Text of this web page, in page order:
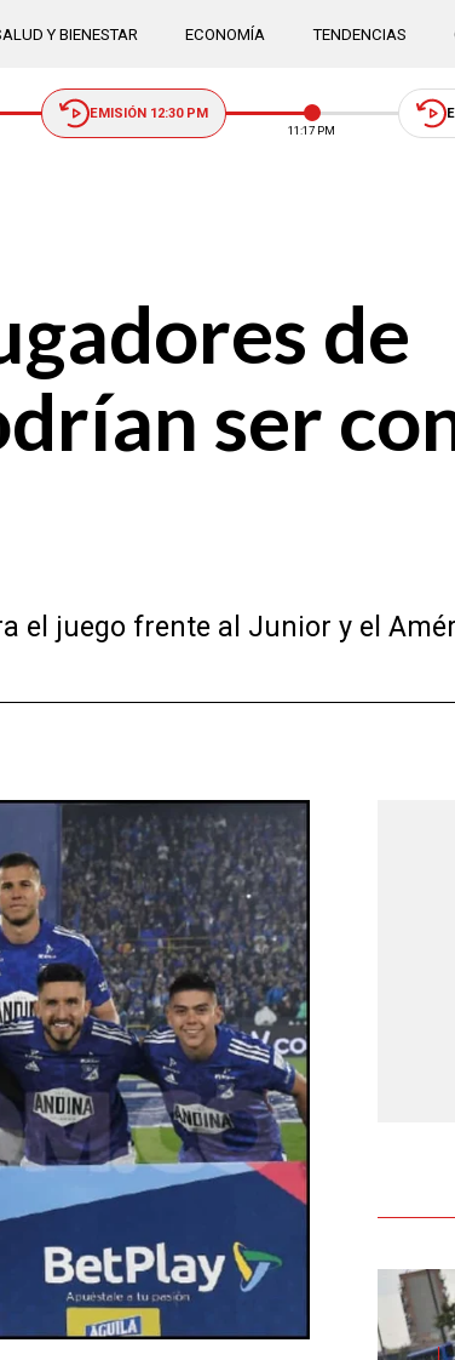
Y BIENESTAR ECONOMÍA TENDENCIAS
EMISIÓN 12:30 PM
11:17 PM
de
ser
el juego frente al Junior y el